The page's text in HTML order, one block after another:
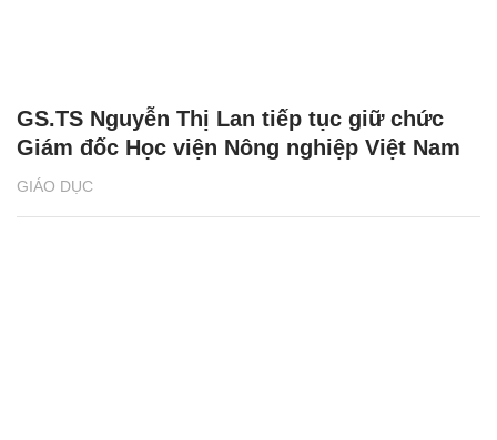
GIÁO DỤC
GS.TS Nguyễn Thị Lan tiếp tục giữ chức
Giám đốc Học viện Nông nghiệp Việt Nam